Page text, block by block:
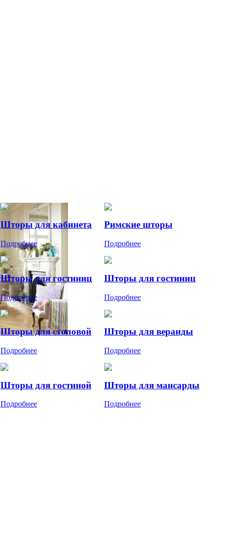
Шторы для кабинета
Подробнее
Римские шторы
Подробнее
Шторы для гостиниц
Подробнее
Шторы для гостиниц
Подробнее
Шторы для столовой
Подробнее
Шторы для веранды
Подробнее
Шторы для гостиной
Подробнее
Шторы для мансарды
Подробнее